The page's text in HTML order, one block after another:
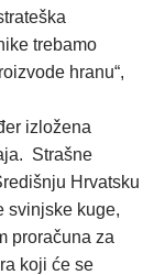
trebamo
hranu“,
izložena
Strašne
Hrvatsku
svinjske kuge,
proračuna za
koji će se